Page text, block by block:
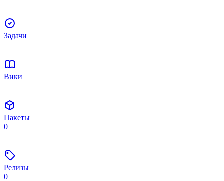
Задачи
Вики
Пакеты
0
Релизы
0